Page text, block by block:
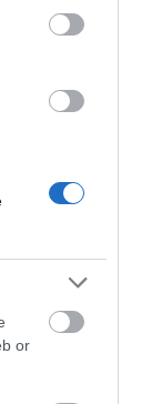
or